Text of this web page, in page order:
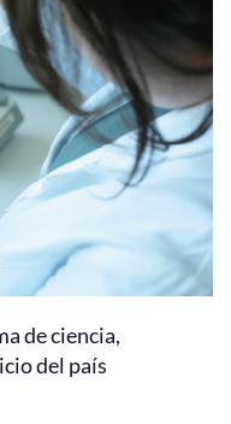
de ciencia,
del país